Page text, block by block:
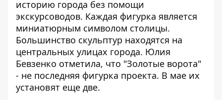
историю города без помощи
экскурсоводов. Каждая фигурка является
миниатюрным символом столицы.
Большинство скульптур находятся на
центральных улицах города. Юлия
Бевзенко отметила, что "Золотые ворота"
- не последняя фигурка проекта. В мае их
установят еще две.